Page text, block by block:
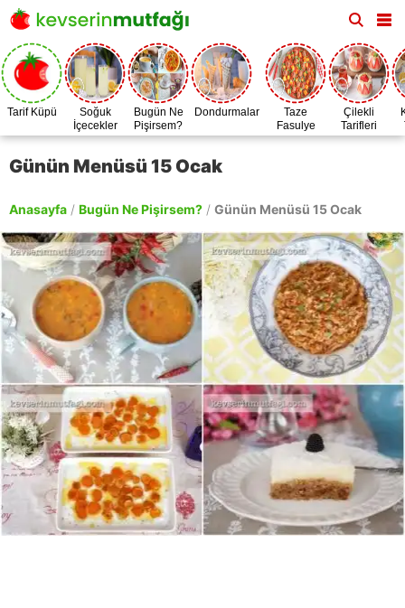
Tarif Küpü
Soğuk
İçecekler
Bugün Ne
Pişirsem?
Dondurmalar
Taze
Fasulye
Zamanı
Çilekli
Tarifleri
Günün Menüsü 15 Ocak
Anasayfa / Bugün Ne Pişirsem? / Günün Menüsü 15 Ocak